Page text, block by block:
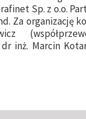
Sp. z o.o.
Za organizację
inż. Marcin